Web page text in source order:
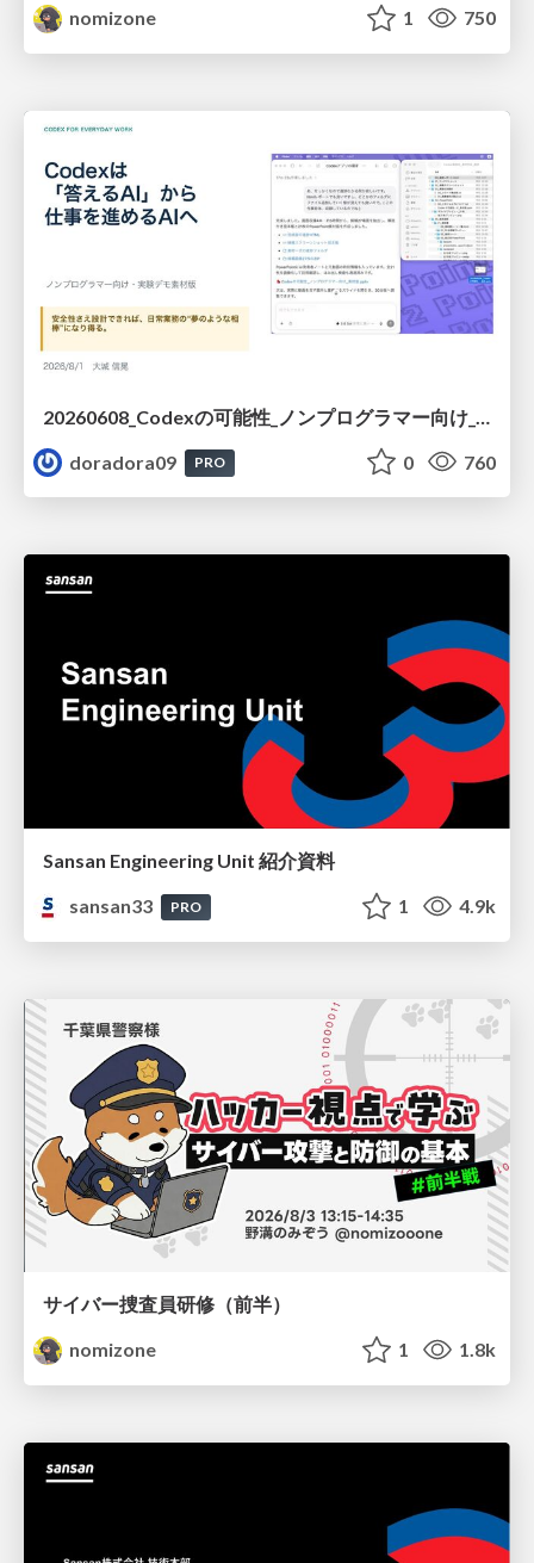
nomizone
1 750
doradora09
PRO 0 760
Sansan Engineering Unit 紹介資料
sansan33
PRO 1 4.9k
サイバー捜査員研修（前半）
nomizone
1 1.8k